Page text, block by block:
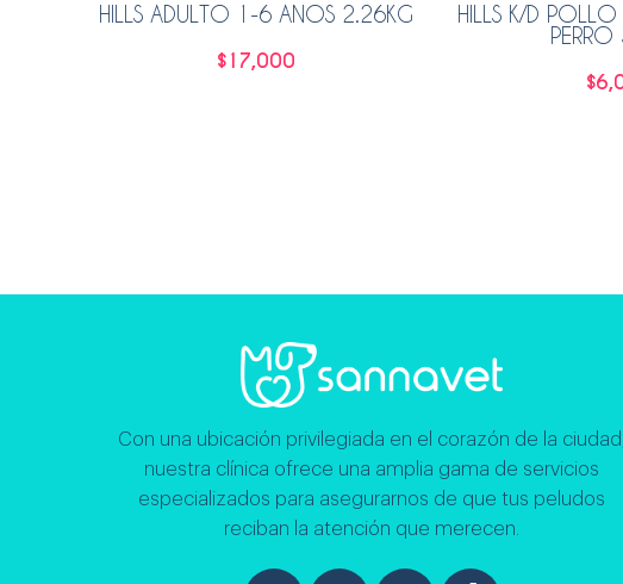
HILLS ADULTO 1-6 AÑOS 2.26KG
$17,000
HILLS K/D POLLO
$
Con una ubicación privilegiada en el corazón de la ciudad,
nuestra clínica ofrece una amplia gama de servicios
especializados para asegurarnos de que tus peludos
reciban la atención que merecen.